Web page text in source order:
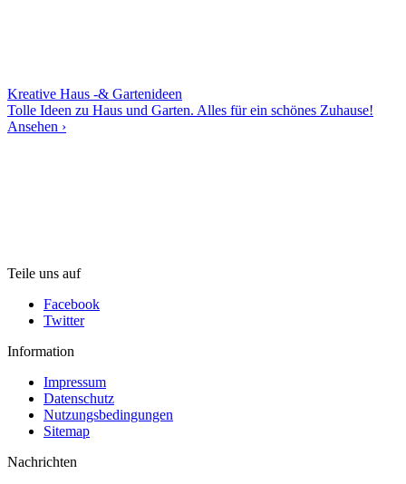
Kreative Haus -& Gartenideen
Tolle Ideen zu Haus und Garten. Alles für ein schönes Zuhause!
Ansehen ›
Teile uns auf
Facebook
Twitter
Information
Impressum
Datenschutz
Nutzungsbedingungen
Sitemap
Nachrichten